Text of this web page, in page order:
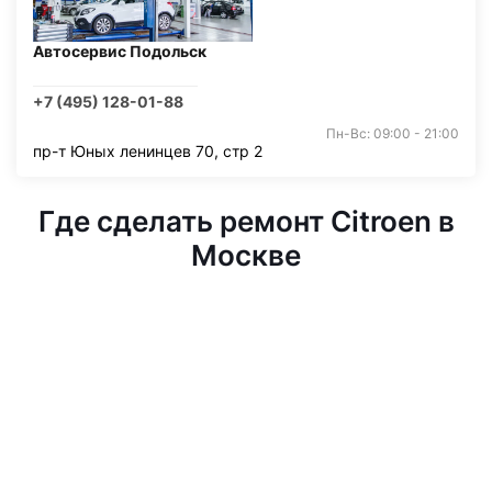
Автосервис Подольск
+7 (495) 128-01-88
Пн-Вс: 09:00 - 21:00
пр-т Юных ленинцев 70, стр 2
Где сделать ремонт Citroen в
Москве